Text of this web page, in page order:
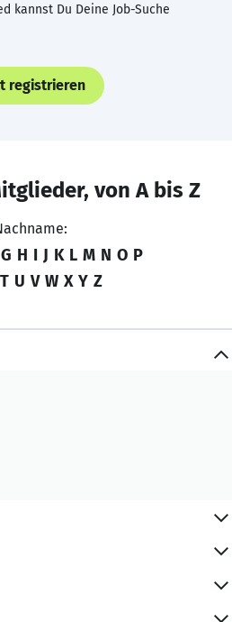
kannst Du Deine Job-Suche
registrieren
von A bis Z
G H I J K L M N O P
T U V W X Y Z